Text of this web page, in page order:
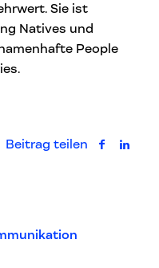
Sie ist
Natives und
People
Beitrag teilen auf auf